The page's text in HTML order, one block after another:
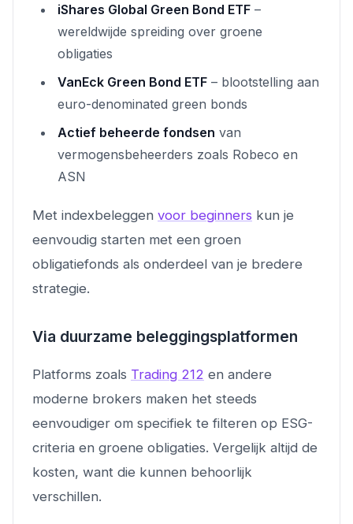
iShares Global Green Bond ETF –
wereldwijde spreiding over groene
obligaties
VanEck Green Bond ETF – blootstelling aan
euro-denominated green bonds
Actief beheerde fondsen van
vermogensbeheerders zoals Robeco en
ASN
Met indexbeleggen voor beginners kun je
eenvoudig starten met een groen
obligatiefonds als onderdeel van je bredere
strategie.
Via duurzame beleggingsplatformen
Platforms zoals Trading 212 en andere
moderne brokers maken het steeds
eenvoudiger om specifiek te filteren op ESG-
criteria en groene obligaties. Vergelijk altijd de
kosten, want die kunnen behoorlijk
verschillen.